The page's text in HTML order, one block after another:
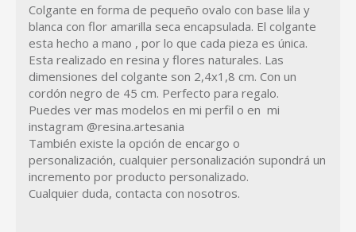
Colgante en forma de pequeño ovalo con base lila y
blanca con flor amarilla seca encapsulada. El colgante
esta hecho a mano , por lo que cada pieza es única.
Esta realizado en resina y flores naturales. Las
dimensiones del colgante son 2,4x1,8 cm. Con un
cordón negro de 45 cm. Perfecto para regalo.
Puedes ver mas modelos en mi perfil o en mi
instagram @resina.artesania
También existe la opción de encargo o
personalización, cualquier personalización supondrá un
incremento por producto personalizado.
Cualquier duda, contacta con nosotros.